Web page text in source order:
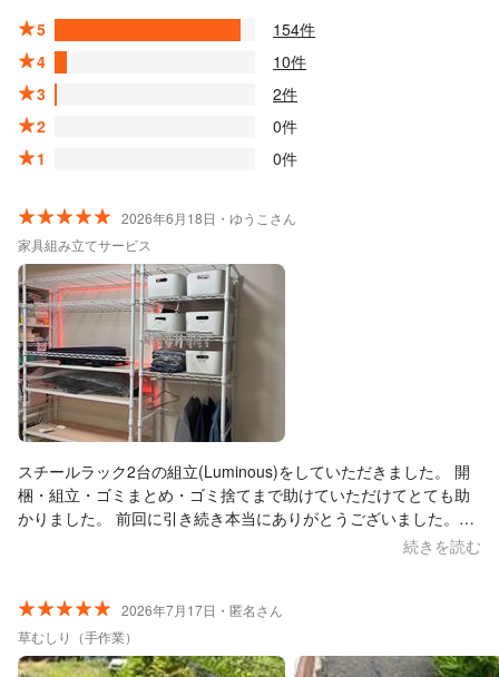
5
154件
4
10件
3
2件
2
0件
1
0件
2026年6月18日・ゆうこさん
家具組み立てサービス
スチールラック2台の組立(Luminous)をしていただきました。 開
梱・組立・ゴミまとめ・ゴミ捨てまで助けていただけてとても助
かりました。 前回に引き続き本当にありがとうございました。ま
続きを読む
2026年7月17日・匿名さん
草むしり（手作業）